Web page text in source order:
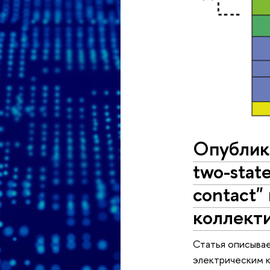
two-
contact"
Статья
электрическим